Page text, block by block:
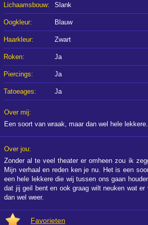
Lichaamsbouw: Slank
Oogkleur: Blauw
Haarkleur: Zwart
Roken: Ja
Piercings: Ja
Tatoeages: Ja
Over mij:
Een soort van wraak, maar dan wel hele lekkere.
Over jou:
Zonder al te veel theater er omheen zou ik
Mijn verhaal en reden ken je nu. Het is een
een hele lekkere die wij tussen ons gaan
dat jij geil bent en ook graag wilt neuken wat er
dan wel weer.
Favorieten